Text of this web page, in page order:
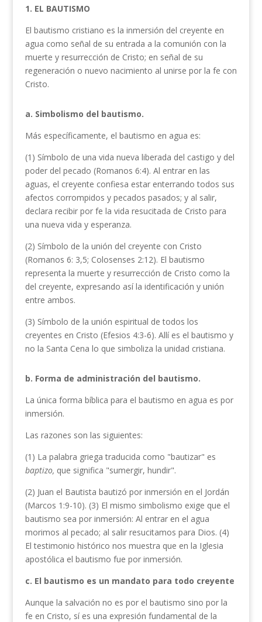
1. EL BAUTISMO
El bautismo cristiano es la inmersión del creyente en
agua como señal de su entrada a la comunión con la
muerte y resurrección de Cristo; en señal de su
regeneración o nuevo nacimiento al unirse por la fe con
Cristo.
a. Simbolismo del bautismo.
Más específicamente, el bautismo en agua es:
(1) Símbolo de una vida nueva liberada del castigo y del
poder del pecado (Romanos 6:4). Al entrar en las
aguas, el creyente confiesa estar enterrando todos sus
afectos corrompidos y pecados pasados; y al salir,
declara recibir por fe la vida resucitada de Cristo para
una nueva vida y esperanza.
(2) Símbolo de la unión del creyente con Cristo
(Romanos 6: 3,5; Colosenses 2:12). El bautismo
representa la muerte y resurrección de Cristo como la
del creyente, expresando así la identificación y unión
entre ambos.
(3) Símbolo de la unión espiritual de todos los
creyentes en Cristo (Efesios 4:3-6). Allí es el bautismo y
no la Santa Cena lo que simboliza la unidad cristiana.
b. Forma de administración del bautismo.
La única forma bíblica para el bautismo en agua es por
inmersión.
Las razones son las siguientes:
(1) La palabra griega traducida como "bautizar" es
baptizo, que significa "sumergir, hundir".
(2) Juan el Bautista bautizó por inmersión en el Jordán
(Marcos 1:9-10). (3) El mismo simbolismo exige que el
bautismo sea por inmersión: Al entrar en el agua
morimos al pecado; al salir resucitamos para Dios. (4)
El testimonio histórico nos muestra que en la Iglesia
apostólica el bautismo fue por inmersión.
c. El bautismo es un mandato para todo creyente
Aunque la salvación no es por el bautismo sino por la
fe en Cristo, sí es una expresión fundamental de la